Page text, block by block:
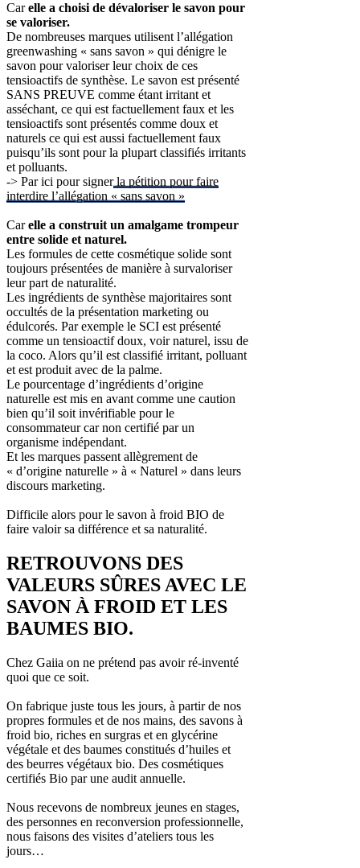
Carelle a choisi de dévaloriser le savon pour
se valoriser.
De nombreuses marques utilisent l’allégation
greenwashing « sans savon » qui dénigre le
savon pour valoriser leur choix de ces
tensioactifs de synthèse. Le savon est présenté
SANS PREUVE comme étant irritant et
asséchant, ce qui est factuellement faux et les
tensioactifs sont présentés comme doux et
naturels ce qui est aussi factuellement faux
puisqu’ils sont pour la plupart classifiés irritants
et polluants.
-> Par ici pour signerla pétition pour faire
interdire l’allégation « sans savon »
Carelle a construit un amalgame trompeur
entre solide et naturel.
Les formules de cette cosmétique solide sont
toujours présentées de manière à survaloriser
leur part de naturalité.
Les ingrédients de synthèse majoritaires sont
occultés de la présentation marketing ou
édulcorés. Par exemple le SCI est présenté
comme un tensioactif doux, voir naturel, issu de
la coco. Alors qu’il est classifié irritant, polluant
et est produit avec de la palme.
Le pourcentage d’ingrédients d’origine
naturelle est mis en avant comme une caution
bien qu’il soit invérifiable pour le
consommateur car non certifié par un
organisme indépendant.
Et les marques passent allègrement de
« d’origine naturelle » à « Naturel » dans leurs
discours marketing.
Difficile alors pour le savon à froid BIO de
faire valoir sa différence et sa naturalité.
RETROUVONS DES
VALEURS SÛRES AVEC LE
SAVON À FROID ET LES
BAUMES BIO.
Chez Gaiia on ne prétend pas avoir ré-inventé
quoi que ce soit.
On fabrique juste tous les jours, à partir de nos
propres formules et de nos mains, des savons à
froid bio, riches en surgras et en glycérine
végétale et des baumes constitués d’huiles et
des beurres végétaux bio. Des cosmétiques
certifiés Bio par une audit annuelle.
Nous recevons de nombreux jeunes en stages,
des personnes en reconversion professionnelle,
nous faisons des visites d’ateliers tous les
jours…